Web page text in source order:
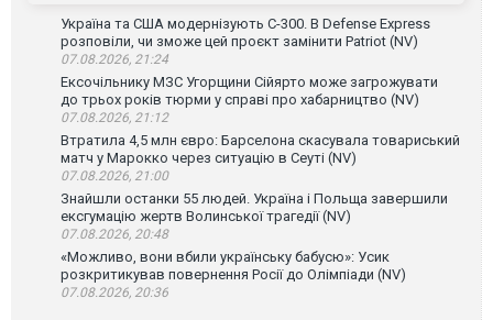
Україна та США модернізують С-300. В Defense Express
розповіли, чи зможе цей проєкт замінити Patriot (NV)
07.08.2026, 21:24
Ексочільнику МЗС Угорщини Сійярто може загрожувати
до трьох років тюрми у справі про хабарництво (NV)
07.08.2026, 21:12
Втратила 4,5 млн євро: Барселона скасувала товариський
матч у Марокко через ситуацію в Сеуті (NV)
07.08.2026, 21:00
Знайшли останки 55 людей. Україна і Польща завершили
ексгумацію жертв Волинської трагедії (NV)
07.08.2026, 20:48
«Можливо, вони вбили українську бабусю»: Усик
розкритикував повернення Росії до Олімпіади (NV)
07.08.2026, 20:36